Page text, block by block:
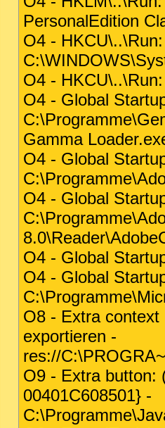
PersonalEdition
O4 -
O4 -
O4 - Global
Gamma
O4 - Global
O4 - Global
O4 - Global
O4 - Global
O8 - Extra
exportieren -
res://
O9 - Extra button:
00401C608501} -